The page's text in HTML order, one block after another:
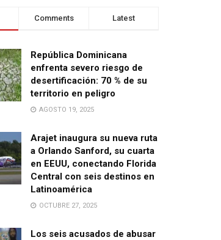
Comments Latest
República Dominicana
enfrenta severo riesgo de
desertificación: 70 % de su
territorio en peligro
AGOSTO 19, 2025
Arajet inaugura su nueva ruta
a Orlando Sanford, su cuarta
en EEUU, conectando Florida
Central con seis destinos en
Latinoamérica
OCTUBRE 27, 2025
Los seis acusados de abusar